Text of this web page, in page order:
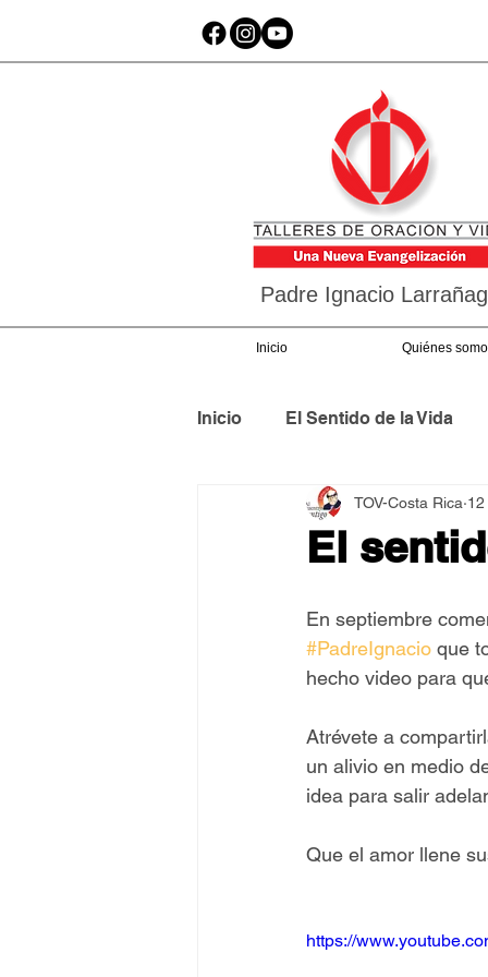
Padre Ignacio
Inicio Quiénes
Inicio El Sentido de la Vida
Asamblea Internacional 2018
Pentecostés El Arte de
El
TOV-Costa Rica
En septiembre
#PadreIgnacio que
hecho video para
Atrévete a
un alivio en medio
idea para salir
Que el amor llene
https://